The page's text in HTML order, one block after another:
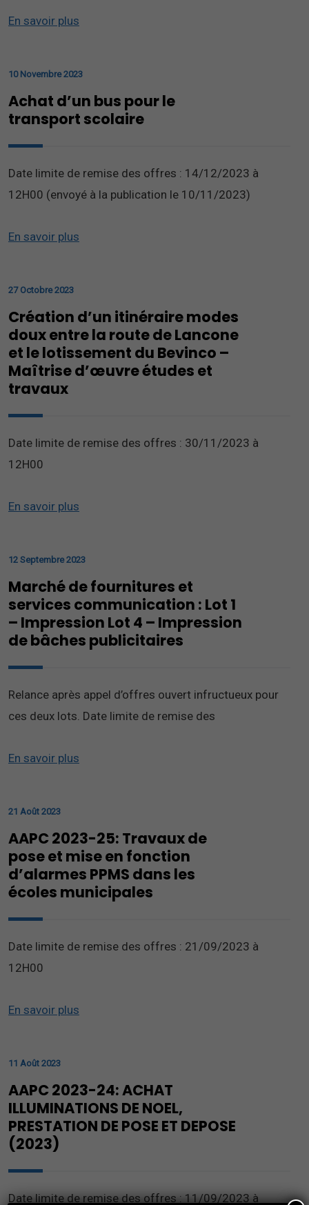
En savoir plus
10 Novembre 2023
Achat d’un bus pour le
transport scolaire
Date limite de remise des offres : 14/12/2023 à
12H00 (envoyé à la publication le 10/11/2023)
En savoir plus
27 Octobre 2023
Création d’un itinéraire modes
doux entre la route de Lancone
et le lotissement du Bevinco –
Maîtrise d’œuvre études et
travaux
Date limite de remise des offres : 30/11/2023 à
12H00
En savoir plus
12 Septembre 2023
Marché de fournitures et
services communication : Lot 1
– Impression Lot 4 – Impression
de bâches publicitaires
Relance après appel d’offres ouvert infructueux pour
ces deux lots. Date limite de remise des
En savoir plus
21 Août 2023
AAPC 2023-25: Travaux de
pose et mise en fonction
d’alarmes PPMS dans les
écoles municipales
Date limite de remise des offres : 21/09/2023 à
12H00
En savoir plus
11 Août 2023
AAPC 2023-24: ACHAT
ILLUMINATIONS DE NOEL,
PRESTATION DE POSE ET DEPOSE
(2023)
Date limite de remise des offres : 11/09/2023 à